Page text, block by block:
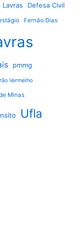
Lavras Defesa Civil
Fernão Dias
pmmg
Vermelho
Minas
Ufla